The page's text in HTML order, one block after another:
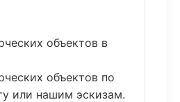
объектов в
объектов по
или нашим эскизам.